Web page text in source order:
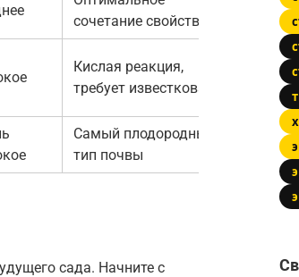
сочетание свойств
Кислая реакция,
требует известкования
Самый плодородный
тип почвы
сада. Начните с